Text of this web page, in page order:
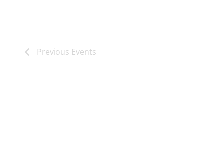
Previous Events